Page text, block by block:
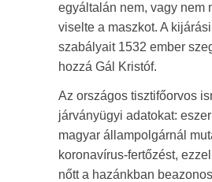
egyáltalán nem, vagy nem
viselte a maszkot. A
szabályait 1532 ember
hozzá Gál Kristóf.
Az országos tisztifőorvos
járványügyi adatokat:
magyar állampolgárnál
koronavírus-fertőzést,
nőtt a hazánkban